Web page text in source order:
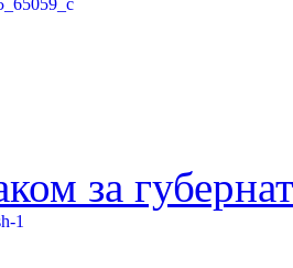
за